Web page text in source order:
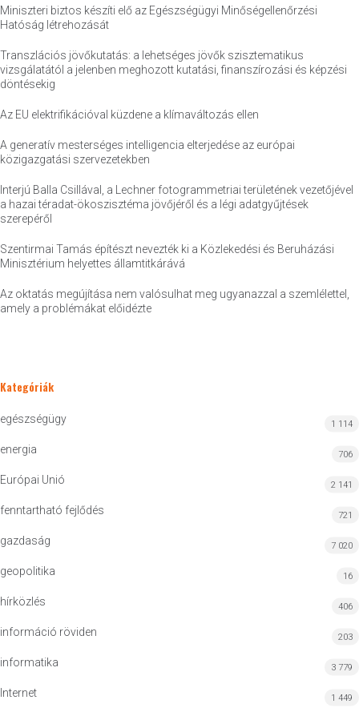
Miniszteri biztos készíti elő az Egészségügyi Minőségellenőrzési
Hatóság létrehozását
Transzlációs jövőkutatás: a lehetséges jövők szisztematikus
vizsgálatától a jelenben meghozott kutatási, finanszírozási és képzési
döntésekig
Az EU elektrifikációval küzdene a klímaváltozás ellen
A generatív mesterséges intelligencia elterjedése az európai
közigazgatási szervezetekben
Interjú Balla Csillával, a Lechner fotogrammetriai területének vezetőjével
a hazai téradat-ökoszisztéma jövőjéről és a légi adatgyűjtések
szerepéről
Szentirmai Tamás építészt nevezték ki a Közlekedési és Beruházási
Minisztérium helyettes államtitkárává
Az oktatás megújítása nem valósulhat meg ugyanazzal a szemlélettel,
amely a problémákat előidézte
Kategóriák
egészségügy 1 114
energia 706
Európai Unió 2 141
fenntartható fejlődés 721
gazdaság 7 020
geopolitika 16
hírközlés 406
információ röviden 203
informatika 3 779
Internet 1 449